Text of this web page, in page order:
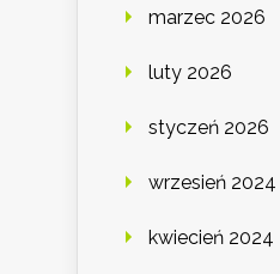
marzec 2026
luty 2026
styczeń 2026
wrzesień 2024
kwiecień 2024